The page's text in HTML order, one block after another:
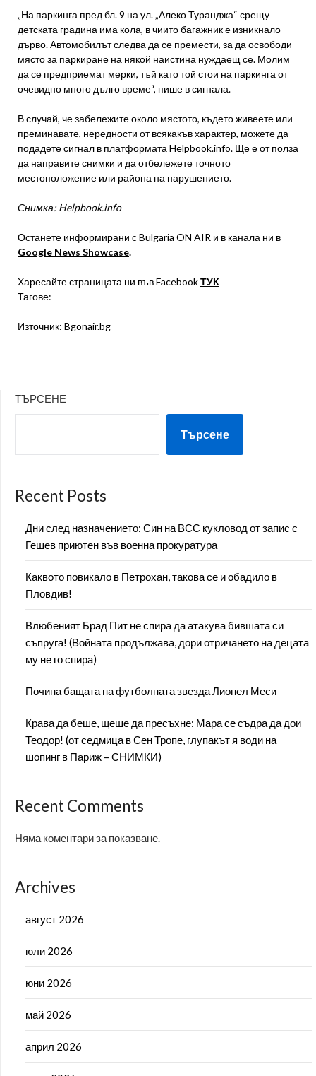
„На паркинга пред бл. 9 на ул. „Алеко Туранджа“ срещу
детската градина има кола, в чиито багажник е изникнало
дърво. Автомобилът следва да се премести, за да освободи
място за паркиране на някой наистина нуждаещ се. Молим
да се предприемат мерки, тъй като той стои на паркинга от
очевидно много дълго време“, пише в сигнала.
В случай, че забележите около мястото, където живеете или
преминавате, нередности от всякакъв характер, можете да
подадете сигнал в платформата Helpbook.info. Ще е от полза
да направите снимки и да отбележете точното
местоположение или района на нарушението.
Снимка: Helpbook.info
Останете информирани с Bulgaria ON AIR и в канала ни в
Google News Showcase.
Харесайте страницата ни във FacebookТУК
Тагове:
Източник: Bgonair.bg
ТЪРСЕНЕ
Търсене
Recent Posts
Дни след назначението: Син на ВСС кукловод от запис с
Гешев приютен във военна прокуратура
Каквото повикало в Петрохан, такова се и обадило в
Пловдив!
Влюбеният Брад Пит не спира да атакува бившата си
съпруга! (Войната продължава, дори отричането на децата
му не го спира)
Почина бащата на футболната звезда Лионел Меси
Крава да беше, щеше да пресъхне: Мара се съдра да дои
Теодор! (от седмица в Сен Тропе, глупакът я води на
шопинг в Париж – СНИМКИ)
Recent Comments
Няма коментари за показване.
Archives
август 2026
юли 2026
юни 2026
май 2026
април 2026